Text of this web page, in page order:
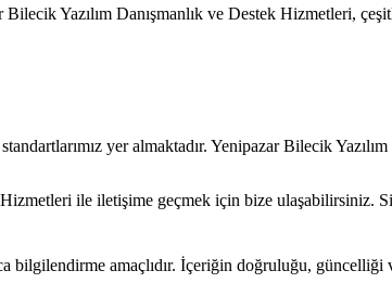
Bilecik Yazılım Danışmanlık ve Destek Hizmetleri,
yer almaktadır. Yenipazar Bilecik
ile iletişime geçmek için bize ulaşabilirsiniz.
bilgilendirme amaçlıdır. İçeriğin doğruluğu,